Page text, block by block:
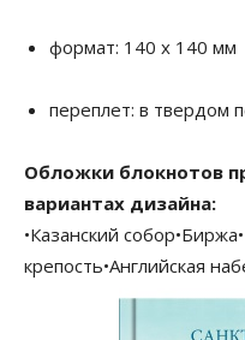
формат: 140 х 140 мм
переплет: в твердом
Обложки блокнотов
вариантах дизайна:
•Казанский
крепость•Английская